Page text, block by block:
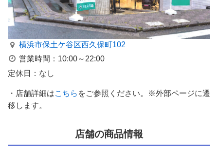
横浜市保土ケ谷区西久保町102
営業時間：10:00～22:00
定休日：なし
・店舗詳細はこちら をご参照ください。※外部ページに遷
移します。
店舗の商品情報